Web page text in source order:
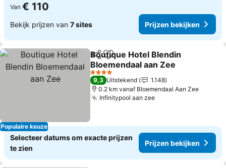
Van € 110
Bekijk prijzen van 7 sites Prijzen bekijken
Populaire keuze
DelenToevoegen aan favorieten
Boutique Hotel Blendin
Bloemendaal aan Zee
4 Sterren
9,3 Uitstekend
1.148
0.2 km vanaf Bloemendaal Aan Zee
Infinitypool aan zee
Selecteer datums om exacte prijzen
te zien
Prijzen bekijken